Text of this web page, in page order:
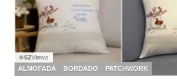
◉62Views
ALMOFADA
BORDADO PATCHWORK